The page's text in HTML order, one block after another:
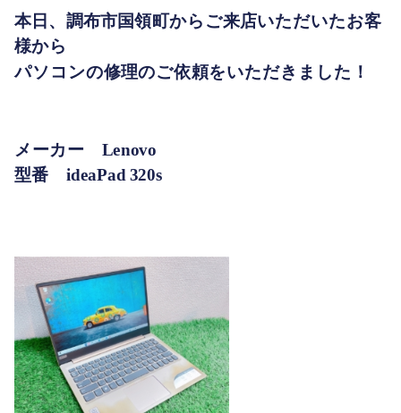
本日、調布市国領町からご来店いただいたお客
様から
パソコンの修理のご依頼をいただきました！
メーカー Lenovo
型番 ideaPad 320s